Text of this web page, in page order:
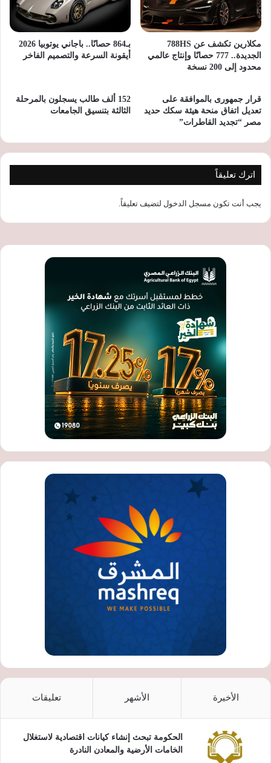
مكلارين تكشف عن 788HS
الجديدة.. 777 حصانًا وإنتاج عالمي
محدود إلى 200 نسخة
بـ864 حصانًا.. باجاني يوتوبيا 2026
أيقونة السرعة والتصميم الفاخر
قرار جمهورى بالموافقة على
تعديل اتفاق منحة هيئة سكك حديد
مصر “تجديد القاطرات”
152 ألف طالب يسجلون بالمرحلة
الثالثة بتنسيق الجامعات
اترك تعليقاً
يجب أنت تكون مسجل الدخول لتضيف تعليقاً.
الأخيرة الأشهر تعليقات
الحكومة تبحث إنشاء كيانات اقتصادية لاستغلال
الخامات الأرضية والمعادن النادرة